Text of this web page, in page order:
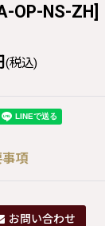
OP-NS-ZH]
(税込)
項
お問い合わせ